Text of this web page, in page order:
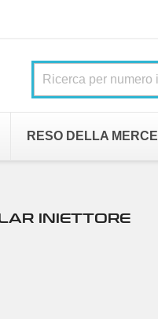
RESO DELLA MERCE
INIETTORE